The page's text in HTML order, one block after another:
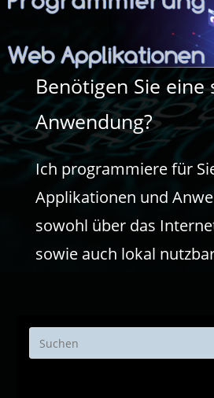
Benötigen Sie eine
Anwendung?
Ich programmiere für
Applikationen und
sowohl über das
sowie auch lokal